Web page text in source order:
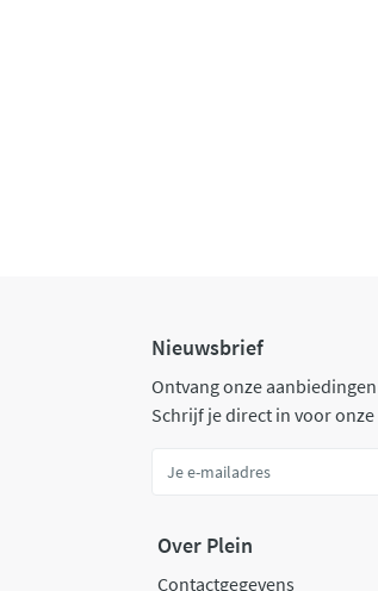
Nieuwsbrief
Ontvang onze
Schrijf je direct in voor
Over Plein
Contactgegevens